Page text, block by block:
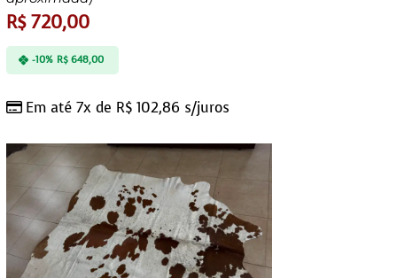
R$720,00
Em até 7x de R$ 102,86 s/juros
-10% R$648,00